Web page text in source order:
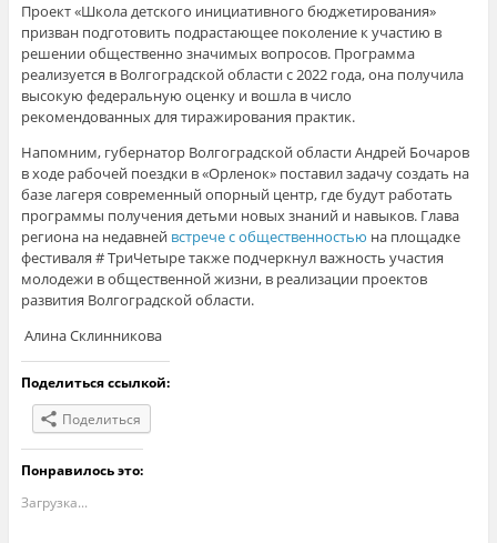
Проект «Школа детского инициативного бюджетирования»
призван подготовить подрастающее поколение к участию в
решении общественно значимых вопросов. Программа
реализуется в Волгоградской области с 2022 года, она получила
высокую федеральную оценку и вошла в число
рекомендованных для тиражирования практик.
Напомним, губернатор Волгоградской области Андрей Бочаров
в ходе рабочей поездки в «Орленок» поставил задачу создать на
базе лагеря современный опорный центр, где будут работать
программы получения детьми новых знаний и навыков. Глава
региона на недавней встрече с общественностью на площадке
фестиваля # ТриЧетыре также подчеркнул важность участия
молодежи в общественной жизни, в реализации проектов
развития Волгоградской области.
Алина Склинникова
Поделиться ссылкой:
Поделиться
Понравилось это:
Загрузка...